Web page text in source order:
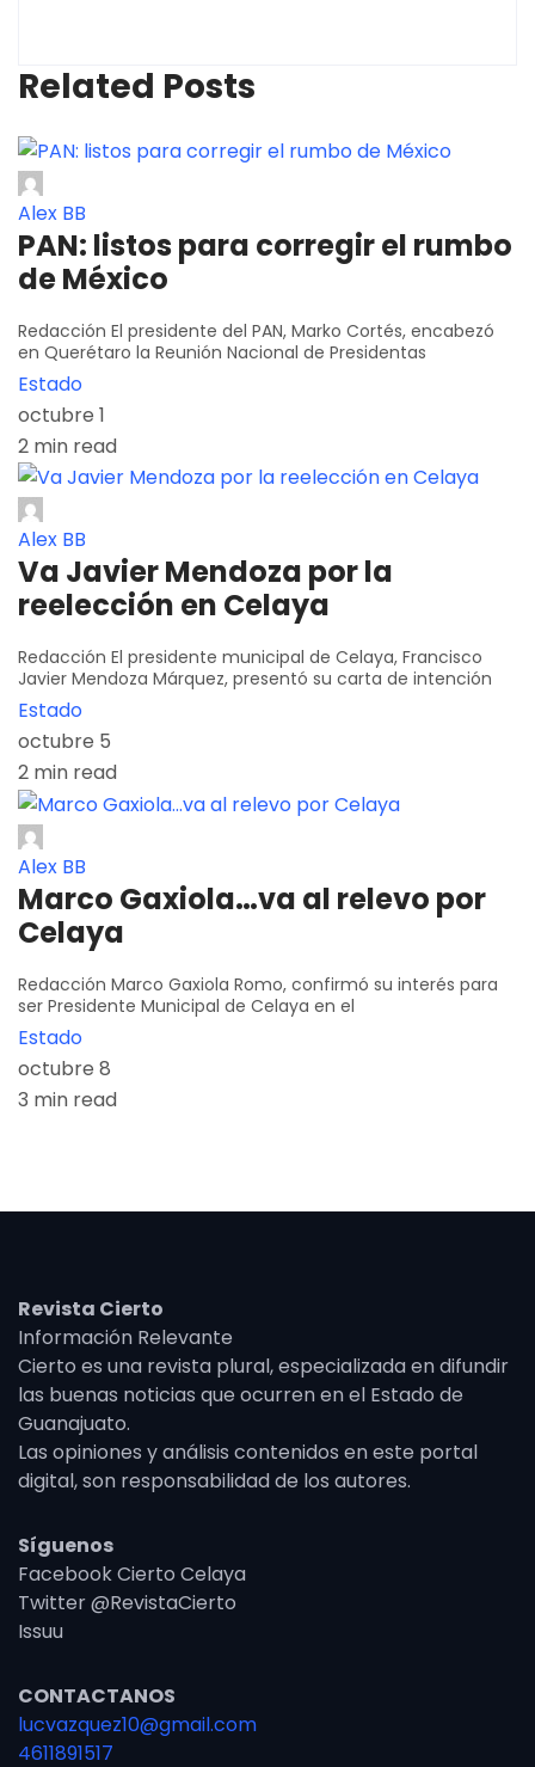
Related Posts
Alex BB
PAN: listos para corregir el rumbo
de México
Redacción El presidente del PAN, Marko Cortés, encabezó
en Querétaro la Reunión Nacional de Presidentas
Estado
octubre 1
2 min read
Alex BB
Va Javier Mendoza por la
reelección en Celaya
Redacción El presidente municipal de Celaya, Francisco
Javier Mendoza Márquez, presentó su carta de intención
Estado
octubre 5
2 min read
Alex BB
Marco Gaxiola…va al relevo por
Celaya
Redacción Marco Gaxiola Romo, confirmó su interés para
ser Presidente Municipal de Celaya en el
Estado
octubre 8
3 min read
Revista Cierto
Información Relevante
Cierto es una revista plural, especializada en difundir
las buenas noticias que ocurren en el Estado de
Guanajuato.
Las opiniones y análisis contenidos en este portal
digital, son responsabilidad de los autores.
Síguenos
Facebook Cierto Celaya
Twitter @RevistaCierto
Issuu
CONTACTANOS
lucvazquez10@gmail.com
4611891517